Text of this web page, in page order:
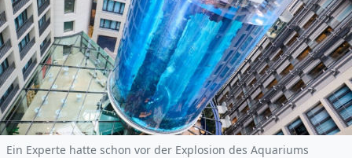
Ein Experte hatte schon vor der Explosion des Aquariums